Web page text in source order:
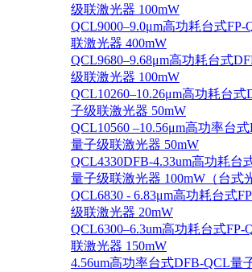
级联激光器 100mW
QCL9000–9.0μm高功耗台式
联激光器 400mW
QCL9680–9.68μm高功耗台式
级联激光器 100mW
QCL10260–10.26μm高功耗台
子级联激光器 50mW
QCL10560 –10.56μm高功率台
量子级联激光器 50mW
QCL4330DFB-4.33um高功耗台
量子级联激光器 100mW（台式
QCL6830 - 6.83μm高功耗台式
级联激光器 20mW
QCL6300–6.3um高功耗台式
联激光器 150mW
4.56um高功率台式DFB-QCL量